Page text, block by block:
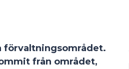
förvaltningsområdet.
från området,